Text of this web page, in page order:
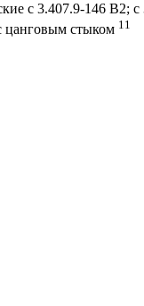
с 3.407.9-146 В2;
цанговым стыком 11